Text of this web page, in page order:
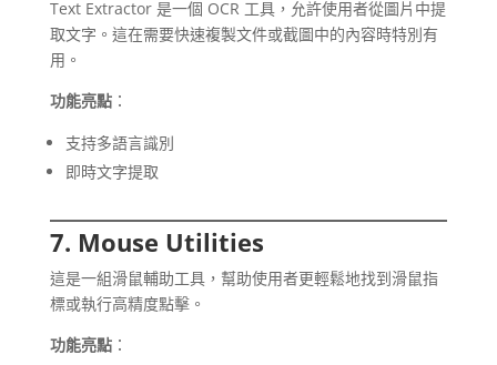
Text Extractor 是一個 OCR 工具，允許使用者從圖片中提
取文字。這在需要快速複製文件或截圖中的內容時特別有
用。
功能亮點：
支持多語言識別
即時文字提取
7. Mouse Utilities
這是一組滑鼠輔助工具，幫助使用者更輕鬆地找到滑鼠指
標或執行高精度點擊。
功能亮點：